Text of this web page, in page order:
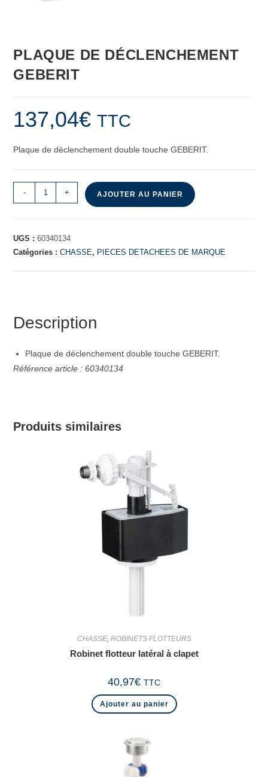
PLAQUE DE DÉCLENCHEMENT
GEBERIT
137,04€ TTC
Plaque de déclenchement double touche GEBERIT.
- + AJOUTER AU PANIER
UGS :60340134
Catégories :CHASSE, PIECES DETACHEES DE MARQUE
Description
Plaque de déclenchement double touche GEBERIT.
Référence article : 60340134
Produits similaires
CHASSE, ROBINETS FLOTTEURS
Robinet flotteur latéral à clapet
40,97€ TTC
Ajouter au panier